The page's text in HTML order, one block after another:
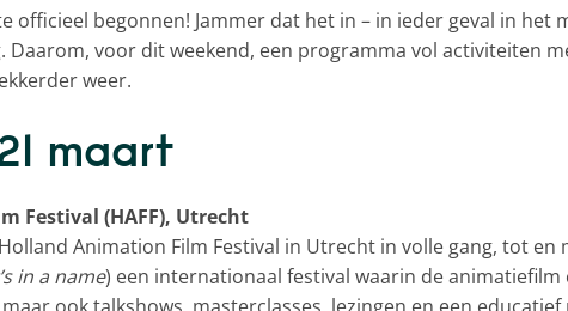
officieel begonnen! Jammer dat het in – in ieder geval in het
Daarom, voor dit weekend, een programma vol activiteiten
weer.
maart
Festival (HAFF), Utrecht
Animation Film Festival in Utrecht in volle gang, tot en
in a name) een internationaal festival waarin de